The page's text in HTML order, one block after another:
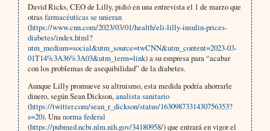
David Ricks, CEO de Lilly, pidió en una entrevista el 1 de marzo que
otrasfarmacéuticas se unieran
(https://www.cnn.com/2023/03/01/health/eli-lilly-insulin-prices-
diabetes/index.html?
utm_medium=social&utm_source=twCNN&utm_content=2023-03-
01T14%3A36%3A03&utm_term=link) a su empresa para “acabar
con los problemas de asequibilidad” de la diabetes.
Aunque Lilly promueve su altruismo, esta medida podría ahorrarle
dinero, según Sean Dickson,analista sanitario
(https://twitter.com/sean_r_dickson/status/1630987331430756353?
s=20). Unanorma federal
(https://pubmed.ncbi.nlm.nih.gov/34180958/) que entrará en vigor el